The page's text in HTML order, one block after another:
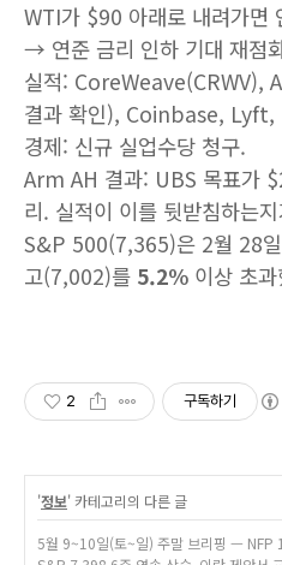
WTI가 $90 아래로 내려가면
→ 연준 금리 인하 기대 재점
실적: CoreWeave(CRWV),
결과 확인), Coinbase,
경제: 신규 실업수당 청구.
Arm AH 결과: UBS 목표가
리. 실적이 이를 뒷받침하는
S&P 500(7,365)은 2월 28
고(7,002)를 5.2% 이상 초
2 구독하기
'정보' 카테고리의 다른 글
5월 9~10일(토~일) 주말 브리핑 — NFP